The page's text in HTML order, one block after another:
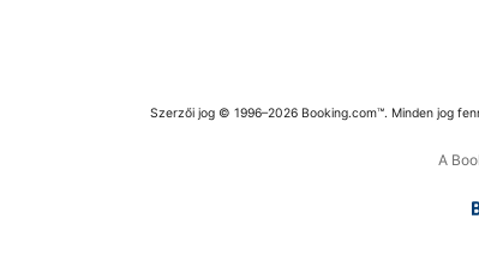
Szerzői jog © 1996–2026 Booking.com™. Minden jog
A